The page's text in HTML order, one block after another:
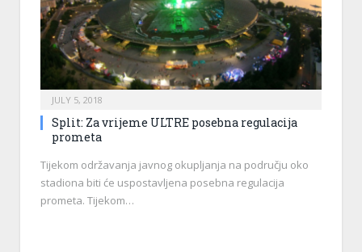
JULY 5, 2018
Split: Za vrijeme ULTRE posebna regulacija
prometa
Tijekom održavanja javnog okupljanja na području oko
stadiona biti će uspostavljena posebna regulacija
prometa. Tijekom…